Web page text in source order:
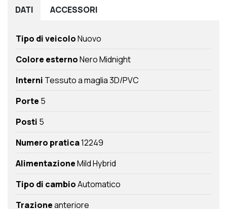
DATI ACCESSORI
Tipo di veicoloNuovo
Colore esternoNero Midnight
Interni Tessuto a maglia 3D/PVC
Porte 5
Posti 5
Numero pratica12249
AlimentazioneMild Hybrid
Tipo di cambioAutomatico
Trazioneanteriore